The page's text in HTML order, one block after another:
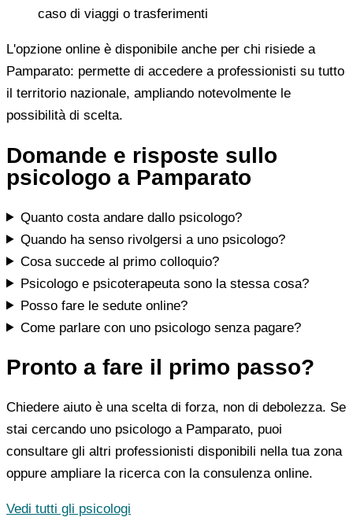
caso di viaggi o trasferimenti
L'opzione online è disponibile anche per chi risiede a
Pamparato: permette di accedere a professionisti su tutto
il territorio nazionale, ampliando notevolmente le
possibilità di scelta.
Domande e risposte sullo
psicologo a Pamparato
Quanto costa andare dallo psicologo?
Quando ha senso rivolgersi a uno psicologo?
Cosa succede al primo colloquio?
Psicologo e psicoterapeuta sono la stessa cosa?
Posso fare le sedute online?
Come parlare con uno psicologo senza pagare?
Pronto a fare il primo passo?
Chiedere aiuto è una scelta di forza, non di debolezza. Se
stai cercando uno psicologo a Pamparato, puoi
consultare gli altri professionisti disponibili nella tua zona
oppure ampliare la ricerca con la consulenza online.
Vedi tutti gli psicologi